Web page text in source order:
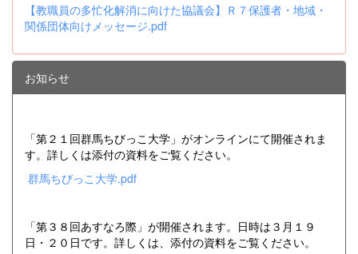
【教職員の多忙化解消に向けた協議会】Ｒ７保護者・地域・
関係団体向けメッセージ.pdf
お知らせ
「第２１回群馬ちびっこ大学」がオンラインにて開催されま
す。詳しくは添付の資料をご覧ください。
群馬ちびっこ大学.pdf
「第３８回あすなろ際」が開催されます。日時は３月１９
日・２０日です。詳しくは、添付の資料をご覧ください。